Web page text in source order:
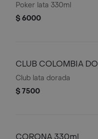
Poker lata 330ml
$ 6000
CLUB COLOMBIA
Club lata dorada
$ 7500
CORONA 330ml